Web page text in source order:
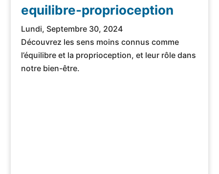
equilibre-proprioception
Lundi, Septembre 30, 2024
Découvrez les sens moins connus comme
l’équilibre et la proprioception, et leur rôle dans
notre bien-être.